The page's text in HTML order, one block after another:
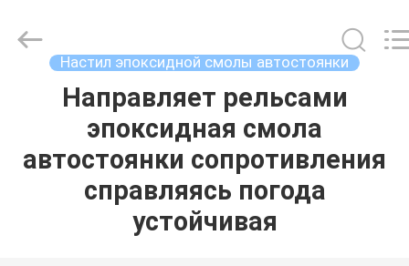
ПРОДУКТЫ
Materials
Настил эпоксидной смолы автостоянки
Направляет рельсами
эпоксидная смола
автостоянки сопротивления
справляясь погода
устойчивая